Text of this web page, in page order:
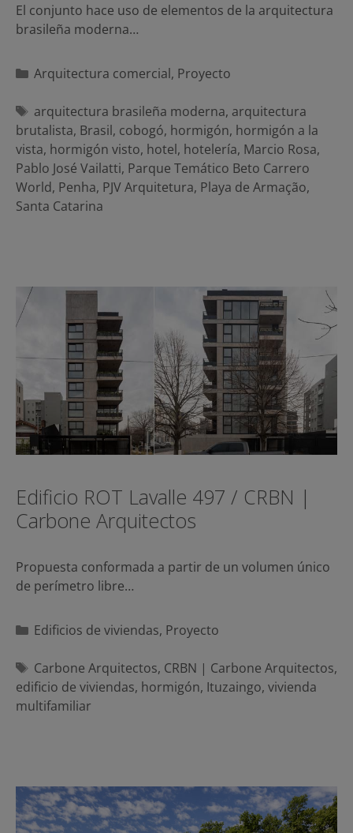
El conjunto hace uso de elementos de la arquitectura
brasileña moderna…
Categorías
Arquitectura comercial, Proyecto
Etiquetas
arquitectura brasileña moderna, arquitectura
brutalista, Brasil, cobogó, hormigón, hormigón a la
vista, hormigón visto, hotel, hotelería, Marcio Rosa,
Pablo José Vailatti, Parque Temático Beto Carrero
World, Penha, PJV Arquitetura, Playa de Armação,
Santa Catarina
Edificio ROT Lavalle 497 / CRBN |
Carbone Arquitectos
Propuesta conformada a partir de un volumen único
de perímetro libre…
Categorías
Edificios de viviendas, Proyecto
Etiquetas
Carbone Arquitectos, CRBN | Carbone Arquitectos,
edificio de viviendas, hormigón, Ituzaingo, vivienda
multifamiliar